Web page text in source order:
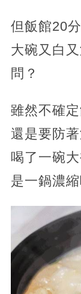
但飯館20
大碗又白
問？
雖然不確
還是要防
喝了一碗
是一鍋濃